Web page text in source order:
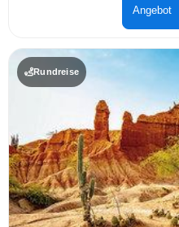
Angebot
Rundreise